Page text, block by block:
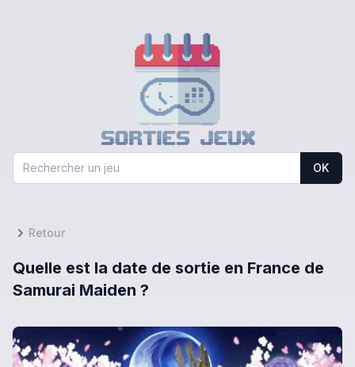
OK
Retour
Quelle est la date de sortie en France de
Samurai Maiden ?